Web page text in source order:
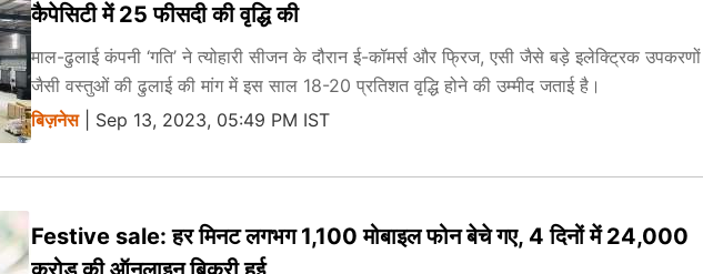
कैपेसिटी में 25 फीसदी की वृद्धि की
माल-ढुलाई कंपनी ‘गति’ ने त्योहारी सीजन के दौरान ई-कॉमर्स और फ्रिज, एसी जैसे बड़े इलेक्ट्रिक उपकरणों
जैसी वस्तुओं की ढुलाई की मांग में इस साल 18-20 प्रतिशत वृद्धि होने की उम्मीद जताई है।
बिज़नेस| Sep 13, 2023, 05:49 PM IST
Festive sale: हर मिनट लगभग 1,100 मोबाइल फोन बेचे गए, 4 दिनों में 24,000